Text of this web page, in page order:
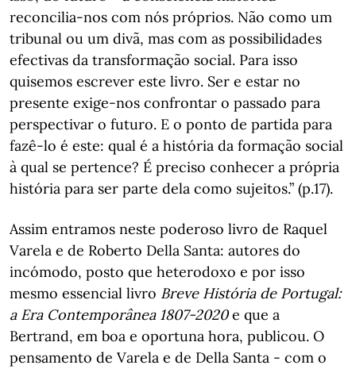
reconcilia-nos com nós próprios. Não como um
tribunal ou um divã, mas com as possibilidades
efectivas da transformação social. Para isso
quisemos escrever este livro. Ser e estar no
presente exige-nos confrontar o passado para
perspectivar o futuro. E o ponto de partida para
fazê-lo é este: qual é a história da formação social
à qual se pertence? É preciso conhecer a própria
história para ser parte dela como sujeitos.” (p.17).
Assim entramos neste poderoso livro de Raquel
Varela e de Roberto Della Santa: autores do
incómodo, posto que heterodoxo e por isso
mesmo essencial livro Breve História de Portugal:
a Era Contemporânea 1807-2020e que a
Bertrand, em boa e oportuna hora, publicou. O
pensamento de Varela e de Della Santa - com o